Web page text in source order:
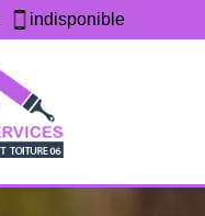
indisponible